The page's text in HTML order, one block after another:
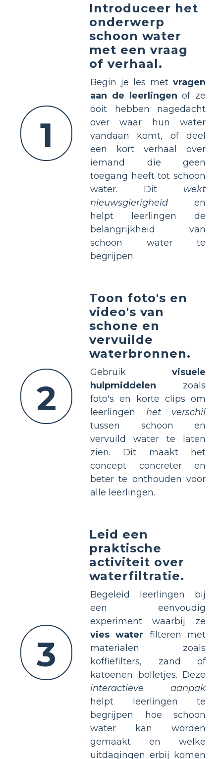
1
Introduceer het
onderwerp
schoon water
met een vraag
of verhaal.
Begin je les met vragen
aan de leerlingen of ze
ooit hebben nagedacht
over waar hun water
vandaan komt, of deel
een kort verhaal over
iemand die geen
toegang heeft tot schoon
water. Dit wekt
nieuwsgierigheid en
helpt leerlingen de
belangrijkheid van
schoon water te
begrijpen.
2
Toon foto's en
video's van
schone en
vervuilde
waterbronnen.
Gebruik visuele
hulpmiddelen zoals
foto's en korte clips om
leerlingen het verschil
tussen schoon en
vervuild water te laten
zien. Dit maakt het
concept concreter en
beter te onthouden voor
alle leerlingen.
3
Leid een
praktische
activiteit over
waterfiltratie.
Begeleid leerlingen bij
een eenvoudig
experiment waarbij ze
vies water filteren met
materialen zoals
koffiefilters, zand of
katoenen bolletjes. Deze
interactieve aanpak
helpt leerlingen te
begrijpen hoe schoon
water kan worden
gemaakt en welke
uitdagingen erbij komen